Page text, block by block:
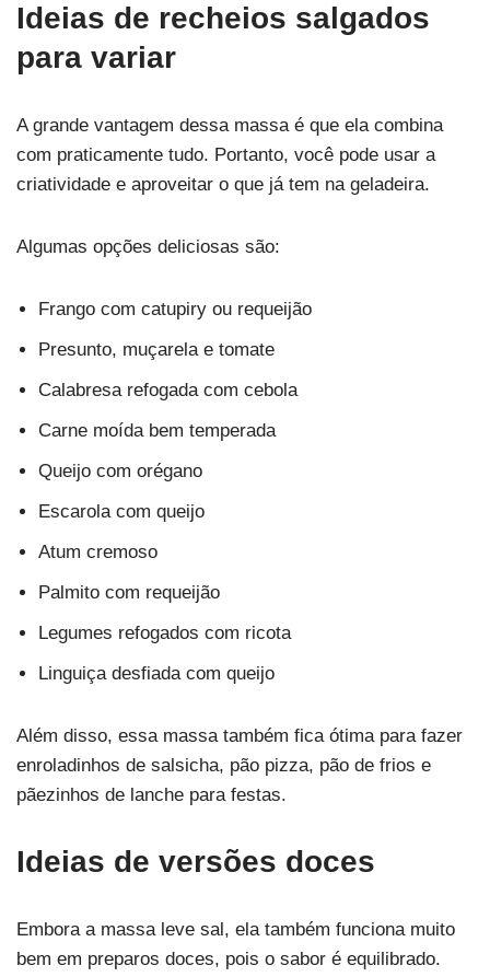
Ideias de recheios salgados
para variar
A grande vantagem dessa massa é que ela combina
com praticamente tudo. Portanto, você pode usar a
criatividade e aproveitar o que já tem na geladeira.
Algumas opções deliciosas são:
Frango com catupiry ou requeijão
Presunto, muçarela e tomate
Calabresa refogada com cebola
Carne moída bem temperada
Queijo com orégano
Escarola com queijo
Atum cremoso
Palmito com requeijão
Legumes refogados com ricota
Linguiça desfiada com queijo
Além disso, essa massa também fica ótima para fazer
enroladinhos de salsicha, pão pizza, pão de frios e
pãezinhos de lanche para festas.
Ideias de versões doces
Embora a massa leve sal, ela também funciona muito
bem em preparos doces, pois o sabor é equilibrado.